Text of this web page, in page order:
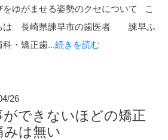
をゆがませる姿勢のクセについて こ
は 長崎県諫早市の歯医者 諫早ふ
科・矯正歯...続きを読む
26
ができないほどの矯正
みは無い